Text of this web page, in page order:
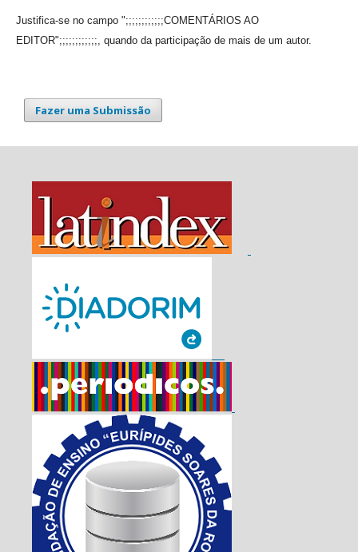
Justifica-se no campo ";;;;;;;;;;;;COMENTÁRIOS AO
EDITOR";;;;;;;;;;;;, quando da participação de mais de um autor.
Fazer uma Submissão